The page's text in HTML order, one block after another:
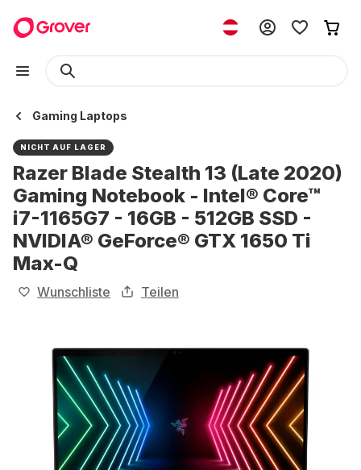
Gaming Laptops
NICHT AUF LAGER
Razer Blade Stealth 13 (Late 2020)
Gaming Notebook - Intel® Core™
i7-1165G7 - 16GB - 512GB SSD -
NVIDIA® GeForce® GTX 1650 Ti
Max-Q
Wunschliste Teilen